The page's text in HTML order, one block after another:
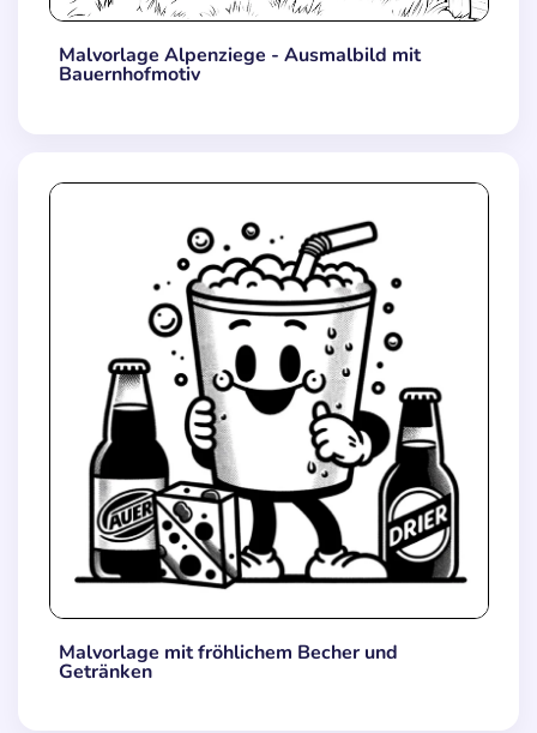
Malvorlage Alpenziege - Ausmalbild mit
Bauernhofmotiv
Malvorlage mit fröhlichem Becher und
Getränken